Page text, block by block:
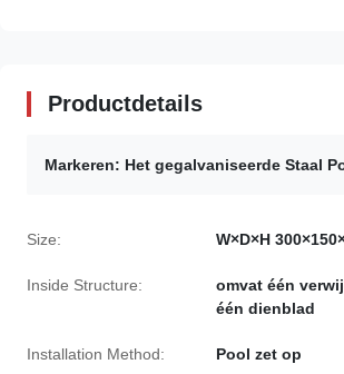
Productdetails
Markeren: Het gegalvaniseerde Staal
Size: W×D×H
Inside Structure:
omvat één
één dienblad
Installation Method: Pool zet op